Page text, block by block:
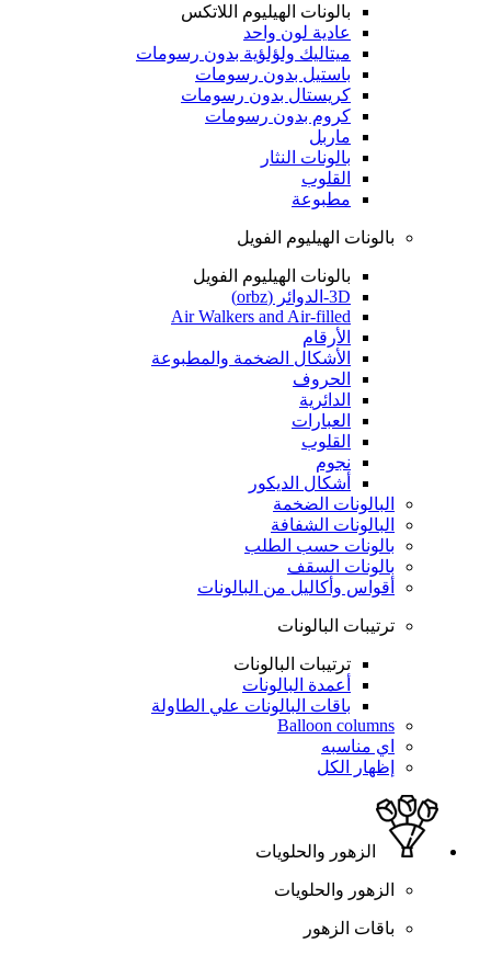
بالونات الهيليوم اللاتكس
عادية لون واحد
ميتاليك ولؤلؤية بدون رسومات
باستيل بدون رسومات
كريستال بدون رسومات
كروم بدون رسومات
ماربل
بالونات النثار
القلوب
مطبوعة
بالونات الهيليوم الفويل
بالونات الهيليوم الفويل
3D-الدوائر (orbz)
Air Walkers and Air-filled
الأرقام
الأشكال الضخمة والمطبوعة
الحروف
الدائرية
العبارات
القلوب
نجوم
أشكال الديكور
البالونات الضخمة
البالونات الشفافة
بالونات حسب الطلب
بالونات السقف
أقواس وأكاليل من البالونات
ترتيبات البالونات
ترتيبات البالونات
أعمدة البالونات
باقات البالونات علي الطاولة
Balloon columns
اي مناسبه
إظهار الكل
الزهور والحلويات
الزهور والحلويات
باقات الزهور